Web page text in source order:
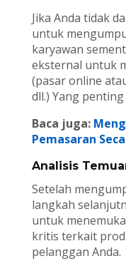
Jika Anda tidak
untuk
karyawan
eksternal untuk
(pasar online
dll.) Yang
Baca juga:
Pemasaran
Analisis
Setelah
langkah
untuk
kritis terkait
pelanggan Anda.